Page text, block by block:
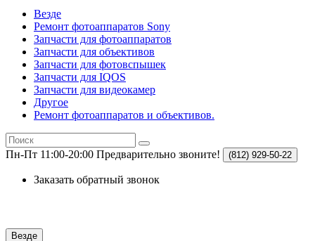
Везде
Ремонт фотоаппаратов Sony
Запчасти для фотоаппаратов
Запчасти для объективов
Запчасти для фотовспышек
Запчасти для IQOS
Запчасти для видеокамер
Другое
Ремонт фотоаппаратов и объективов.
Пн-Пт 11:00-20:00 Предварительно звоните! (812) 929-50-22
Заказать обратный звонок
Везде